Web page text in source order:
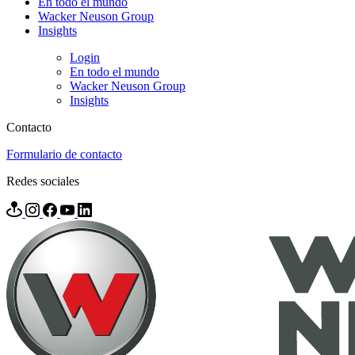
Wacker Neuson Group
Insights
Login
En todo el mundo
Wacker Neuson Group
Insights
Contacto
Formulario de contacto
Redes sociales